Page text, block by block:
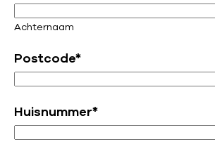
Achternaam
Postcode*
Huisnummer*